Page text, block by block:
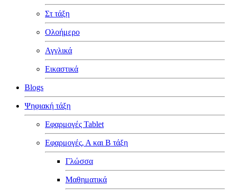
Στ τάξη
Ολοήμερο
Αγγλικά
Εικαστικά
Blogs
Ψηφιακή τάξη
Εφαρμογές Tablet
Εφαρμογές, Α και Β τάξη
Γλώσσα
Μαθηματικά